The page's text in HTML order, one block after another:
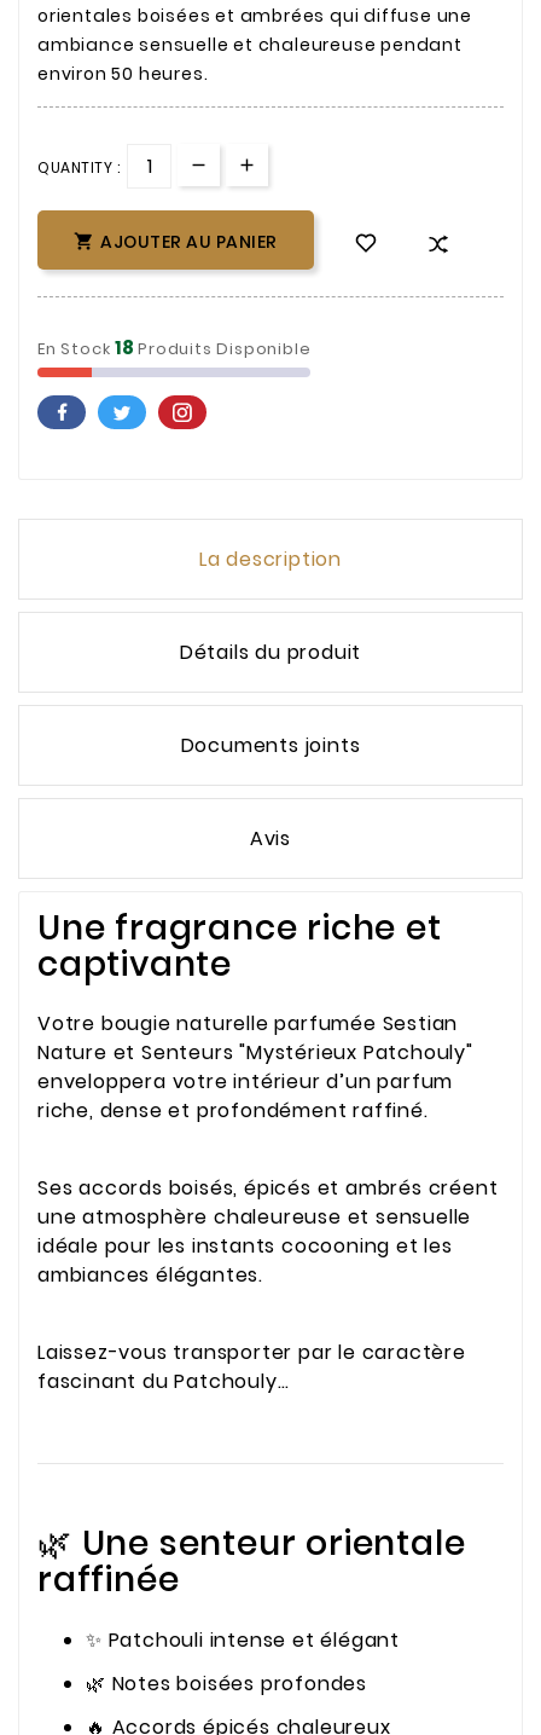
orientales boisées et ambrées qui diffuse une
ambiance sensuelle et chaleureuse pendant
environ 50 heures.
QUANTITY :
 AJOUTER AU PANIER
En Stock18Produits Disponible
La description
Détails du produit
Documents joints
Avis
Une fragrance riche et
captivante
Votre bougie naturelle parfumée Sestian
Nature et Senteurs "Mystérieux Patchouly"
enveloppera votre intérieur d’un parfum
riche, dense et profondément raffiné.
Ses accords boisés, épicés et ambrés créent
une atmosphère chaleureuse et sensuelle
idéale pour les instants cocooning et les
ambiances élégantes.
Laissez-vous transporter par le caractère
fascinant du Patchouly…
🌿 Une senteur orientale
raffinée
✨ Patchouli intense et élégant
🌿 Notes boisées profondes
🔥 Accords épicés chaleureux